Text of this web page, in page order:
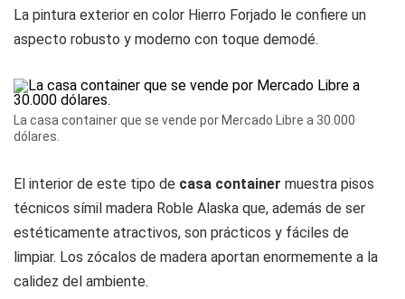
La pintura exterior en color Hierro Forjado le confiere un
aspecto robusto y moderno con toque demodé.
La casa container que se vende por Mercado Libre a 30.000
dólares.
El interior de este tipo de casa container muestra pisos
técnicos símil madera Roble Alaska que, además de ser
estéticamente atractivos, son prácticos y fáciles de
limpiar. Los zócalos de madera aportan enormemente a la
calidez del ambiente.